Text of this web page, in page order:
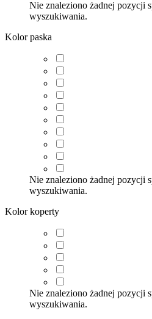
Nie znaleziono żadnej pozycji
wyszukiwania.
Kolor paska
Nie znaleziono żadnej pozycji
wyszukiwania.
Kolor koperty
Nie znaleziono żadnej pozycji
wyszukiwania.